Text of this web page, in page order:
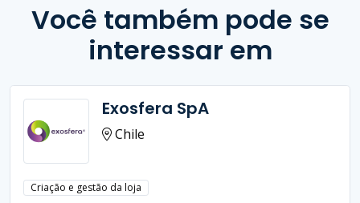
Você também pode se
interessar em
Exosfera SpA
Chile
Criação e gestão da loja